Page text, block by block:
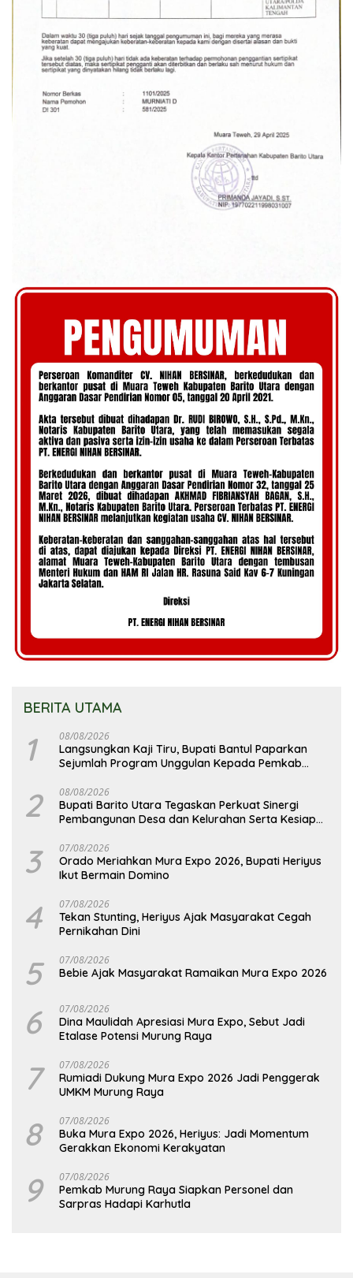
BERITA UTAMA
1 08/08/2026
Langsungkan Kaji Tiru, Bupati Bantul Paparkan
Sejumlah Program Unggulan Kepada Pemkab
2 08/08/2026
Bupati Barito Utara Tegaskan Perkuat Sinergi
Pembangunan Desa dan Kelurahan Serta Kesiapan
3 07/08/2026
Orado Meriahkan Mura Expo 2026, Bupati Heriyus
Ikut Bermain Domino
4 07/08/2026
Tekan Stunting, Heriyus Ajak Masyarakat Cegah
Pernikahan Dini
5 07/08/2026
Bebie Ajak Masyarakat Ramaikan Mura Expo 2026
6 07/08/2026
Dina Maulidah Apresiasi Mura Expo, Sebut Jadi
Etalase Potensi Murung Raya
7 07/08/2026
Rumiadi Dukung Mura Expo 2026 Jadi Penggerak
UMKM Murung Raya
8 07/08/2026
Buka Mura Expo 2026, Heriyus: Jadi Momentum
Gerakkan Ekonomi Kerakyatan
9 07/08/2026
Pemkab Murung Raya Siapkan Personel dan
Sarpras Hadapi Karhutla